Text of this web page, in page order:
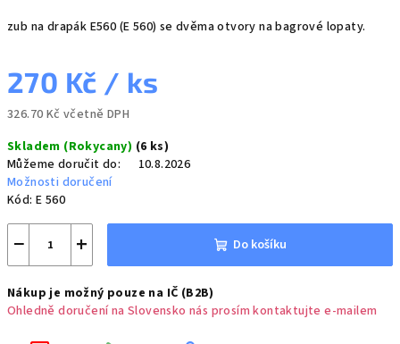
zub na drapák E560 (E 560) se dvěma otvory na bagrové lopaty.
270 Kč / ks
326.70 Kč včetně DPH
cena:
Skladem (Rokycany) (6 ks)
Můžeme doručit do:
10.8.2026
Možnosti doručení
Kód: E 560
+
− Do košíku
Nákup je možný pouze na IČ (B2B)
Ohledně doručení na Slovensko nás prosím kontaktujte e-mailem